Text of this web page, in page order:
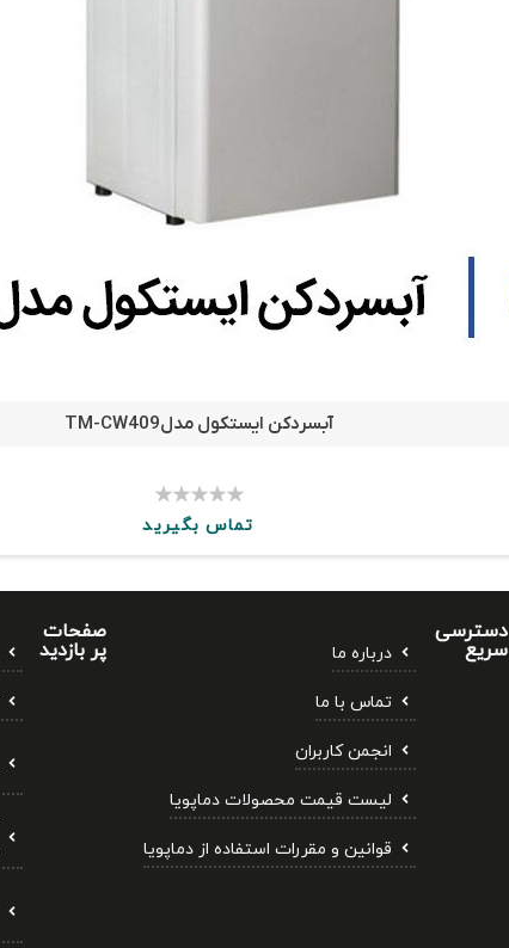
آبسردکن ایستکول مدلTM-CW409
★
★
★
★
★
تماس بگیرید
دسترسی
سریع
درباره ما
تماس با ما
انجمن کاربران
لیست قیمت محصولات دماپویا
قوانین و مقررات استفاده از دماپویا
صفحات
پر بازدید